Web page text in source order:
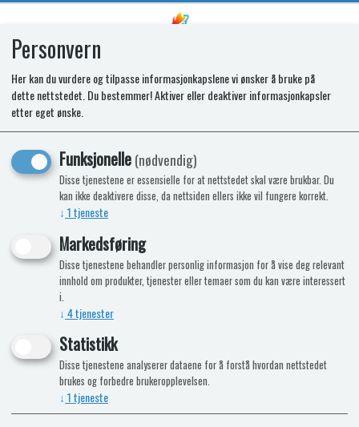
Betingelser B2C
ADVARSEL!
Arbeid på gassinstallasjoner, avgassuttrekk og elektriske
komponenter må kun utføres av autorisert
servicepersonell. Ved ikke fagmessige inngrep kan
alvorlige skader på personer eller gjenstander oppstå.
VIKTIG!
Ved retur, kontakt oss for å få et returnummer.
post@icaravan.no/ logg inn på din side i nettbutikken
for å søke retur.
Personvern
Her kan du vurdere og tilpasse informasjonkapslene vi ønsker å bruke på
dette nettstedet. Du bestemmer! Aktiver eller deaktiver informasjonkapsler
etter eget ønske.
Funksjonelle(nødvendig)
Disse tjenestene er essensielle for at nettstedet skal være brukbar. Du
kan ikke deaktivere disse, da nettsiden ellers ikke vil fungere korrekt.
↓ 1tjeneste
Markedsføring
Disse tjenestene behandler personlig informasjon for å vise deg relevant
innhold om produkter, tjenester eller temaer som du kan være interessert
i.
↓ 4tjenester
Statistikk
Disse tjenestene analyserer dataene for å forstå hvordan nettstedet
brukes og forbedre brukeropplevelsen.
↓ 1tjeneste